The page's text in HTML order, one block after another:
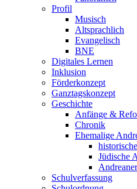
Profil
Musisch
Altsprachlich
Evangelisch
BNE
Digitales Lernen
Inklusion
Förderkonzept
Ganztagskonzept
Geschichte
Anfänge &
Chronik
Ehemalige
Jüdische
Schulverfassung